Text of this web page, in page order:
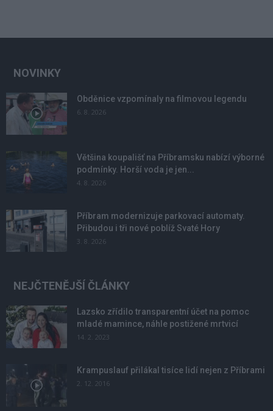
NOVINKY
Obděnice vzpomínaly na filmovou legendu
6. 8. 2026
Většina koupališť na Příbramsku nabízí výborné
podmínky. Horší voda je jen...
4. 8. 2026
Příbram modernizuje parkovací automaty.
Přibudou i tři nové poblíž Svaté Hory
3. 8. 2026
NEJČTENĚJŠÍ ČLÁNKY
Lazsko zřídilo transparentní účet na pomoc
mladé mamince, náhle postižené mrtvicí
14. 2. 2023
Krampuslauf přilákal tisíce lidí nejen z Příbrami
2. 12. 2016